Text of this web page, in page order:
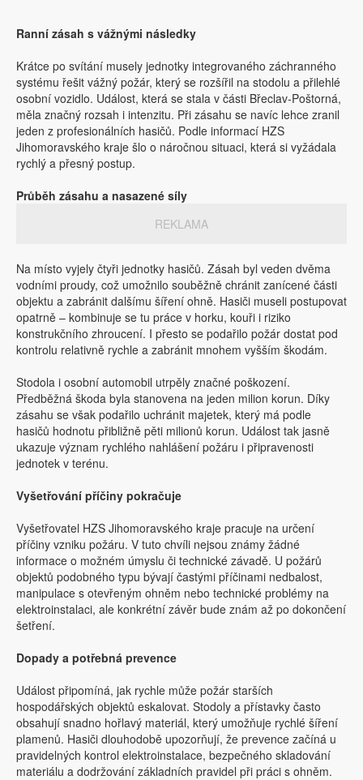
Ranní zásah s vážnými následky
Krátce po svítání musely jednotky integrovaného záchranného
systému řešit vážný požár, který se rozšířil na stodolu a přilehlé
osobní vozidlo. Událost, která se stala v části Břeclav-Poštorná,
měla značný rozsah i intenzitu. Při zásahu se navíc lehce zranil
jeden z profesionálních hasičů. Podle informací HZS
Jihomoravského kraje šlo o náročnou situaci, která si vyžádala
rychlý a přesný postup.
Průběh zásahu a nasazené síly
REKLAMA
Na místo vyjely čtyři jednotky hasičů. Zásah byl veden dvěma
vodními proudy, což umožnilo souběžně chránit zanícené části
objektu a zabránit dalšímu šíření ohně. Hasiči museli postupovat
opatrně – kombinuje se tu práce v horku, kouři i riziko
konstrukčního zhroucení. I přesto se podařilo požár dostat pod
kontrolu relativně rychle a zabránit mnohem vyšším škodám.
Stodola i osobní automobil utrpěly značné poškození.
Předběžná škoda byla stanovena na jeden milion korun. Díky
zásahu se však podařilo uchránit majetek, který má podle
hasičů hodnotu přibližně pěti milionů korun. Událost tak jasně
ukazuje význam rychlého nahlášení požáru i připravenosti
jednotek v terénu.
Vyšetřování příčiny pokračuje
Vyšetřovatel HZS Jihomoravského kraje pracuje na určení
příčiny vzniku požáru. V tuto chvíli nejsou známy žádné
informace o možném úmyslu či technické závadě. U požárů
objektů podobného typu bývají častými příčinami nedbalost,
manipulace s otevřeným ohněm nebo technické problémy na
elektroinstalaci, ale konkrétní závěr bude znám až po dokončení
šetření.
Dopady a potřebná prevence
Událost připomíná, jak rychle může požár starších
hospodářských objektů eskalovat. Stodoly a přístavky často
obsahují snadno hořlavý materiál, který umožňuje rychlé šíření
plamenů. Hasiči dlouhodobě upozorňují, že prevence začíná u
pravidelných kontrol elektroinstalace, bezpečného skladování
materiálu a dodržování základních pravidel při práci s ohněm.